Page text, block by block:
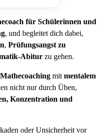
für Schülerinnen und
, und begleitet dich dabei,
, Prüfungsangst zu
Abitur zu gehen.
mit mentalem
nicht nur durch Üben,
Konzentration und
oder Unsicherheit vor